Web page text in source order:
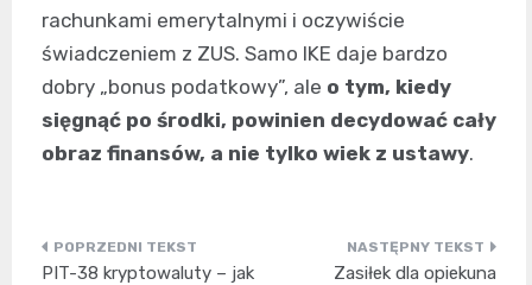
rachunkami emerytalnymi i oczywiście
świadczeniem z ZUS. Samo IKE daje bardzo
dobry „bonus podatkowy”, ale o tym, kiedy
sięgnąć po środki, powinien decydować cały
obraz finansów, a nie tylko wiek z ustawy.
Nawigacja
PIT-38 kryptowaluty – jak
Zasiłek dla opiekuna